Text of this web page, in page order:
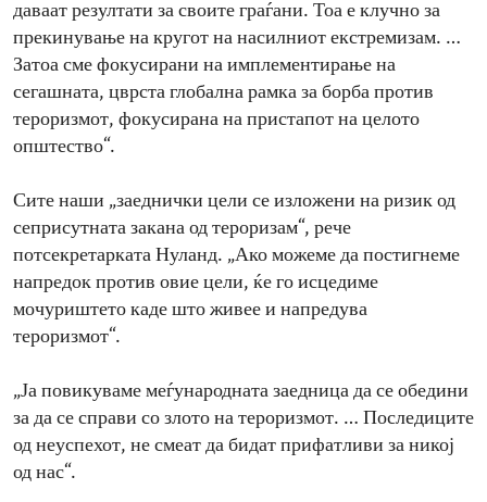
даваат резултати за своите граѓани. Тоа е клучно за
прекинување на кругот на насилниот екстремизам. …
Затоа сме фокусирани на имплементирање на
сегашната, цврста глобална рамка за борба против
тероризмот, фокусирана на пристапот на целото
општество“.
Сите наши „заеднички цели се изложени на ризик од
сеприсутната закана од тероризам“, рече
потсекретарката Нуланд. „Ако можеме да постигнеме
напредок против овие цели, ќе го исцедиме
мочуриштето каде што живее и напредува
тероризмот“.
„Ја повикуваме меѓународната заедница да се обедини
за да се справи со злото на тероризмот. … Последиците
од неуспехот, не смеат да бидат прифатливи за никој
од нас“.